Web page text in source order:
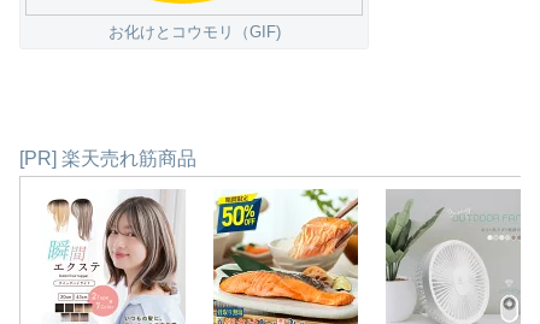
お化けとコウモリ（GIF)
[PR] 楽天売れ筋商品